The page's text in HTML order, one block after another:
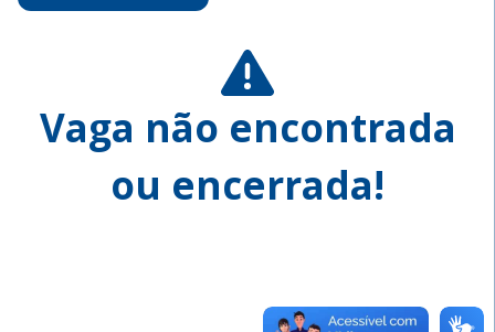
Vaga não encontrada
ou encerrada!